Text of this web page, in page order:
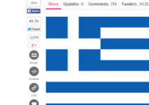
AI活用のいまが分かる
企業ITのトレンドを詳説
経営リーダーのコミュニティ